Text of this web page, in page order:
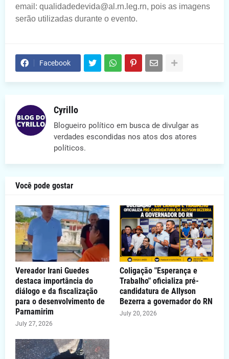
email: qualidadedevida@al.rn.leg.rn, pois as imagens
serão utilizadas durante o evento.
Facebook
Cyrillo
Blogueiro político em busca de divulgar as
verdades escondidas nos atos dos atores
políticos.
Você pode gostar
Vereador Irani Guedes
destaca importância do
diálogo e da fiscalização
para o desenvolvimento de
Parnamirim
July 27, 2026
Coligação "Esperança e
Trabalho" oficializa pré-
candidatura de Allyson
Bezerra a governador do RN
July 20, 2026